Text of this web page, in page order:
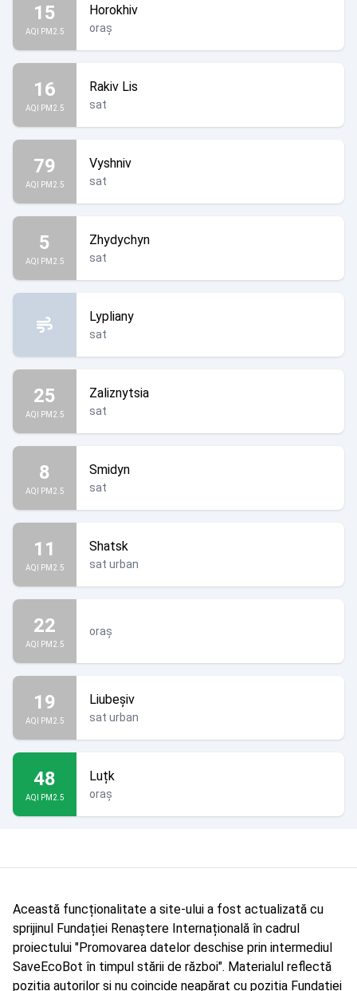
15
AQI PM2.5
Horokhiv
oraș
16
AQI PM2.5
Rakiv Lis
sat
79
AQI PM2.5
Vyshniv
sat
5
AQI PM2.5
Zhydychyn
sat
Lypliany
sat
25
AQI PM2.5
Zaliznytsia
sat
8
AQI PM2.5
Smidyn
sat
11
AQI PM2.5
Shatsk
sat urban
22
AQI PM2.5
oraș
19
AQI PM2.5
Liubeșiv
sat urban
48
AQI PM2.5
Luțk
oraș
Această funcționalitate a site-ului a fost actualizată cu
sprijinul Fundației Renaștere Internațională în cadrul
proiectului "Promovarea datelor deschise prin intermediul
SaveEcoBot în timpul stării de război". Materialul reflectă
poziția autorilor și nu coincide neapărat cu poziția Fundației